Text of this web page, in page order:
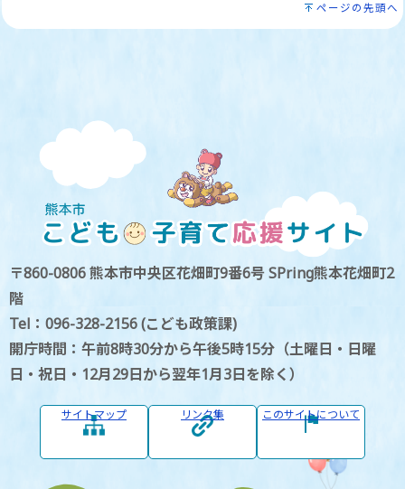
ページの先頭へ
〒860-0806 熊本市中央区花畑町9番6号 SPring熊本花畑町2
階
Tel：096-328-2156 (こども政策課)
開庁時間：午前8時30分から午後5時15分（土曜日・日曜
日・祝日・12月29日から翌年1月3日を除く）
サイトマップ リンク集 このサイトについて